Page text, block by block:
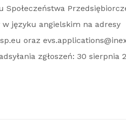
Społeczeństwa
w języku angielskim na adresy
oraz
zgłoszeń: 30 sierpnia